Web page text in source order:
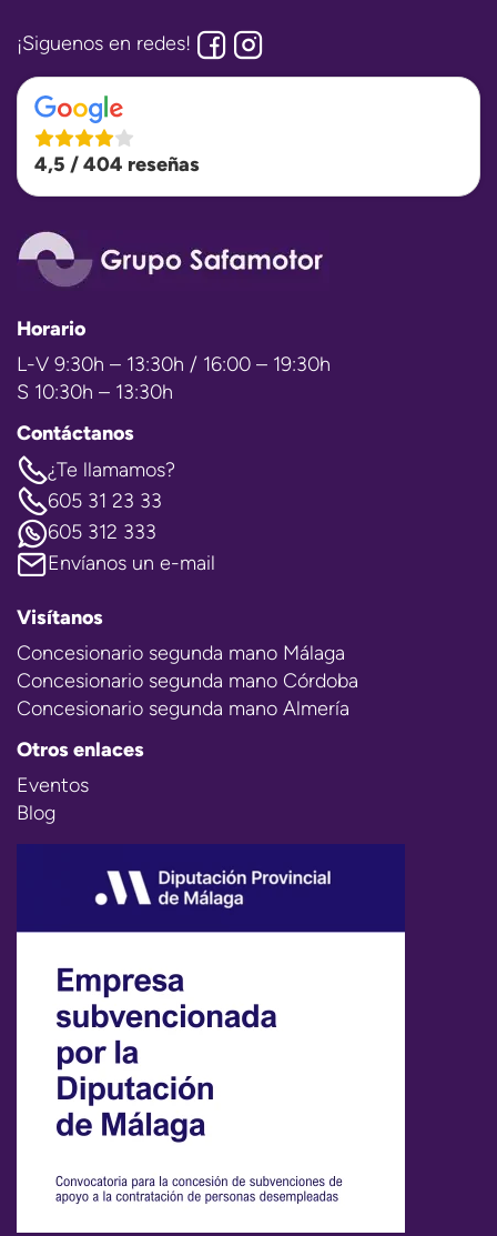
¡Siguenos en redes!
4,5 / 404 reseñas
Horario
L-V 9:30h – 13:30h / 16:00 – 19:30h
S 10:30h – 13:30h
Contáctanos
¿Te llamamos?
605 31 23 33
605 312 333
Envíanos un e-mail
Visítanos
Concesionario segunda mano Málaga
Concesionario segunda mano Córdoba
Concesionario segunda mano Almería
Otros enlaces
Eventos
Blog